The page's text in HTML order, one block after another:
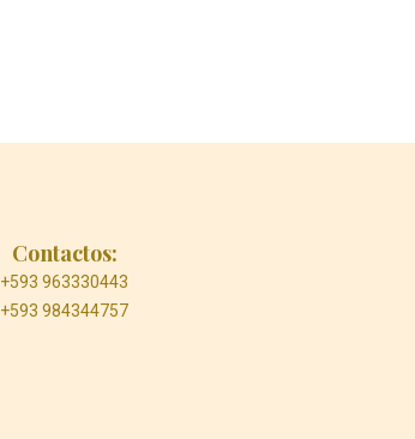
Contactos:
+593 963330443
+593 984344757